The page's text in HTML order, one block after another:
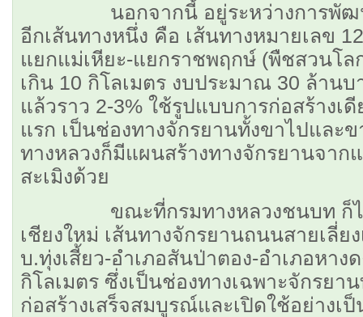
นอกจากนี้ อยู่ระหว่างการพัฒนา
อีกเส้นทางหนึ่ง คือ เส้นทางหมายเลข
แยกแม่เหียะ-แยกราชพฤกษ์ (พืชสวนโล
เกิน 10 กิโลเมตร งบประมาณ 30 ล้าน
แล้วราว 2-3% ใช้รูปแบบการก่อสร้างเ
แรก เป็นช่องทางจักรยานทั้งขาไปและ
ทางหลวงก็มีแผนสร้างทางจักรยานจาก
สะเมิงด้วย
ขณะที่กรมทางหลวงชนบท ก็ได้
เชียงใหม่ เส้นทางจักรยานถนนสายเลี่ย
บ.ทุ่งเสี้ยว-อำเภอสันป่าตอง-อำเภอหาง
กิโลเมตร ซึ่งเป็นช่องทางเฉพาะจักรยา
ก่อสร้างเสร็จสมบูรณ์และเปิดใช้อย่างเ